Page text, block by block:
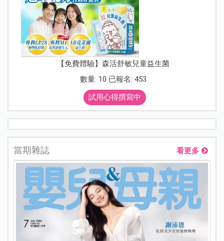
【免費體驗】森活舒敏兒童益生菌
數量: 10 已報名: 453
試用心得撰寫中
當期雜誌 看更多